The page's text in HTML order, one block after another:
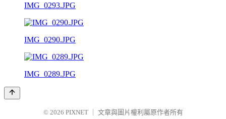
IMG_0293.JPG
IMG_0290.JPG
IMG_0289.JPG
© 2026 PIXNET
文章與圖片權利屬原作者所有